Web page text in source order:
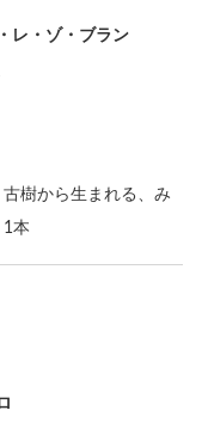
レ・ゾ・ブラン
樹から生まれる、み
本